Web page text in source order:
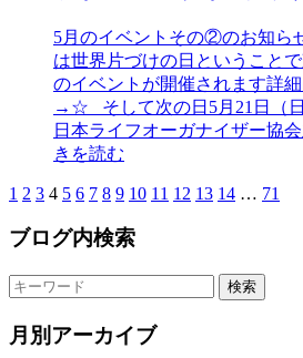
5月のイベントその②のお知ら
は世界片づけの日ということ
のイベントが開催されます詳
→☆ そして次の日5月21日（
日本ライフオーガナイザー協
きを読む
1 2 3 4 5 6 7 8 9 10 11 12 13 14 … 71
ブログ内検索
検索
月別アーカイブ